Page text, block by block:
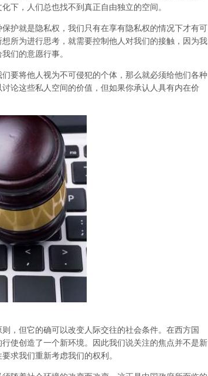
下，人们总也找不到真正自由独立的空间。
护就是隐私权，我们只有在享有隐私权的情况下才有可
想所为进行思考，就需要控制他人对我们的接触，因为我
们的意愿行事。
要将他人视为不可侵犯的个体，那么就必须给他们各种
论这些私人空间的价值，但如果你承认人具有内在价
，但它的确可以改变人际交往的社会条件。在西方国
使创造了一个新环境。因此我们说关注的焦点并不是新
求我们重新考虑我们的权利。